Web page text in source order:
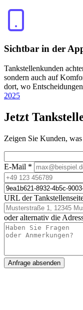
Sichtbar in der
Tankstellenkunden
sondern auch auf
dort, wo
2025
Jetzt
Zeigen Sie Kunden,
E-Mail *
URL der
oder alternativ die
Anfrage absenden